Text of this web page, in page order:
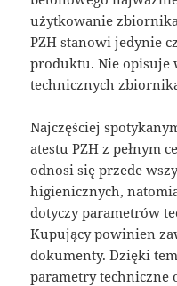
użytkowanie
PZH stanowi jedynie
produktu. Nie opisuje
technicznych
Najczęściej
atestu PZH z pełnym
odnosi się przede
higienicznych,
dotyczy parametrów
Kupujący powinien
dokumenty. Dzięki
parametry techniczne